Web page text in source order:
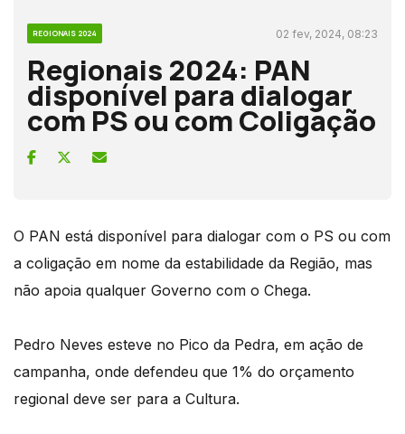
REGIONAIS 2024 02 fev, 2024, 08:23
Regionais 2024: PAN
disponível para dialogar
com PS ou com Coligação
O PAN está disponível para dialogar com o PS ou com
a coligação em nome da estabilidade da Região, mas
não apoia qualquer Governo com o Chega.
Pedro Neves esteve no Pico da Pedra, em ação de
campanha, onde defendeu que 1% do orçamento
regional deve ser para a Cultura.